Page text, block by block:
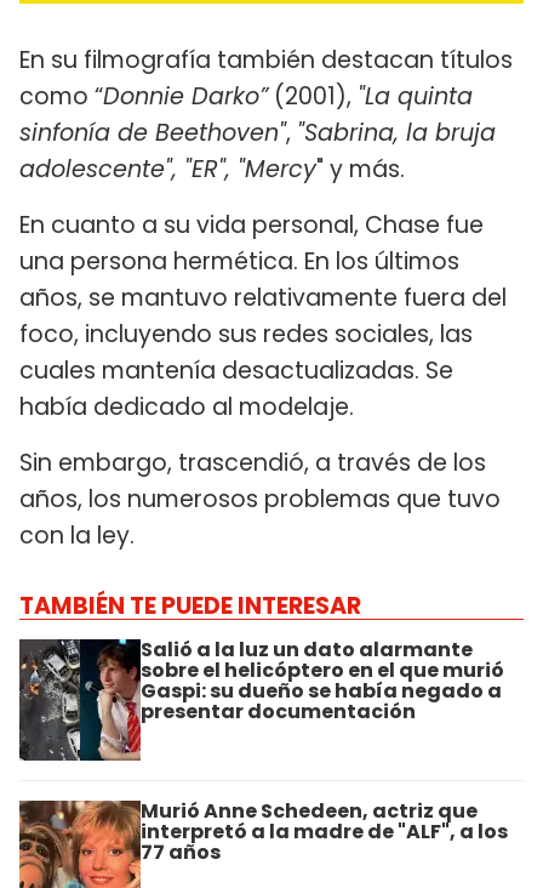
En su filmografía también destacan títulos
como “Donnie Darko”(2001), "La quinta
sinfonía de Beethoven", "Sabrina, la bruja
adolescente", "ER", "Mercy" y más.
En cuanto a su vida personal, Chase fue
una persona hermética. En los últimos
años, se mantuvo relativamente fuera del
foco, incluyendo sus redes sociales, las
cuales mantenía desactualizadas. Se
había dedicado al modelaje.
Sin embargo, trascendió, a través de los
años, los numerosos problemas que tuvo
con la ley.
TAMBIÉN TE PUEDE INTERESAR
Salió a la luz un dato alarmante
sobre el helicóptero en el que murió
Gaspi: su dueño se había negado a
presentar documentación
Murió Anne Schedeen, actriz que
interpretó a la madre de "ALF", a los
77 años